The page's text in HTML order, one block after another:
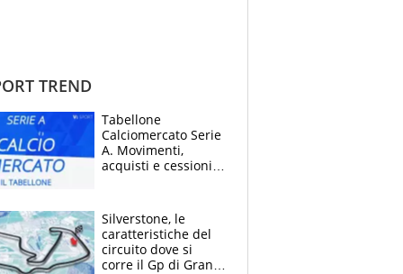
TREND
Tabellone
Calciomercato Serie
A. Movimenti,
acquisti e cessioni:
Silverstone, le
caratteristiche del
circuito dove si
corre il Gp di Gran